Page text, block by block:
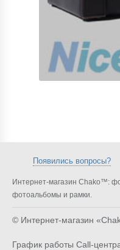
Появились вопросы?
Интернет-магазин Chako™:
фотоальбомы и рамки.
© Интернет-магазин
График работы Call-